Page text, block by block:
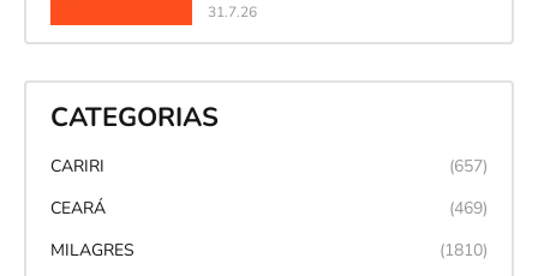
31.7.26
CATEGORIAS
CARIRI
(657)
CEARÁ
(469)
MILAGRES
(1810)